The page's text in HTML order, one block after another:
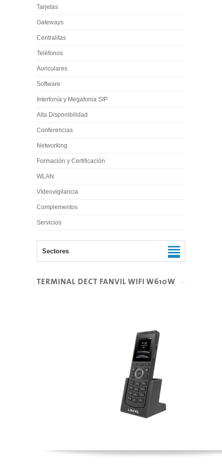
Tarjetas
Gateways
Centralitas
Teléfonos
Auriculares
Software
Interfonía y Megafonia SIP
Alta Disponibilidad
Conferencias
Networking
Formación y Certificación
WLAN
Vídeovigilancia
Complementos
Servicios
Sectores
TERMINAL DECT FANVIL WIFI W610W